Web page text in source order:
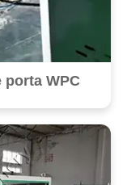
porta WPC